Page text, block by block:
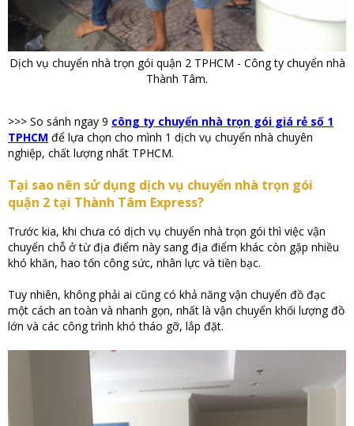
Dịch vụ chuyển nhà trọn gói quận 2 TPHCM - Công ty chuyển nhà
Thành Tâm.
>>> So sánh ngay 9 công ty chuyển nhà trọn gói giá rẻ số 1
TPHCM để lựa chọn cho mình 1 dịch vụ chuyển nhà chuyên
nghiệp, chất lượng nhất TPHCM.
Tại sao nên sử dụng dịch vụ chuyển nhà trọn gói
quận 2 tại Thành Tâm Express?
Trước kia, khi chưa có dịch vụ chuyển nhà trọn gói thì việc vận
chuyển chỗ ở từ địa điểm này sang địa điểm khác còn gặp nhiều
khó khăn, hao tốn công sức, nhân lực và tiền bạc.
Tuy nhiên, không phải ai cũng có khả năng vận chuyển đồ đạc
một cách an toàn và nhanh gọn, nhất là vận chuyển khối lượng đồ
lớn và các công trình khó tháo gỡ, lắp đặt.